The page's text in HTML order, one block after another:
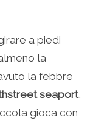
a piedi
la
la febbre
seaport,
gioca con